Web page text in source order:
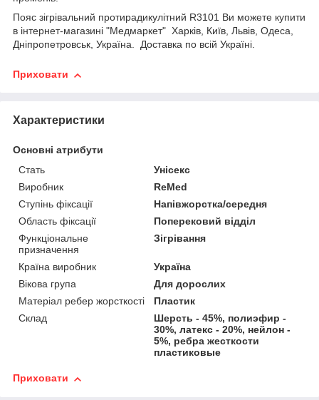
Пояс зігрівальний протирадикулітний R3101 Ви можете купити
в інтернет-магазині "Медмаркет" Харків, Київ, Львів, Одеса,
Дніпропетровськ, Україна. Доставка по всій Україні.
Приховати
Характеристики
Основні атрибути
Стать
Унісекс
Виробник
ReMed
Ступінь фіксації
Напівжорстка/середня
Область фіксації
Поперековий відділ
Функціональне
призначення
Зігрівання
Країна виробник
Україна
Вікова група
Для дорослих
Матеріал ребер жорсткості
Пластик
Склад
Шерсть - 45%, полиэфир -
30%, латекс - 20%, нейлон -
5%, ребра жесткости
пластиковые
Приховати